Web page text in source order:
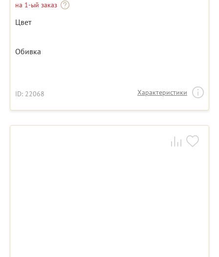
на 1-ый заказ
Цвет
Обивка
ID: 22068 Характеристики